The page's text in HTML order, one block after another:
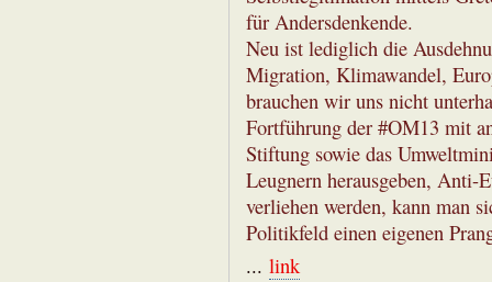
für Andersdenkende.
Neu ist lediglich die
Migration, Klimawandel,
brauchen wir uns nicht
Fortführung der #OM13 mit
Stiftung sowie das
Leugnern herausgeben, Anti-
verliehen werden, kann man
Politikfeld einen eigenen
... link